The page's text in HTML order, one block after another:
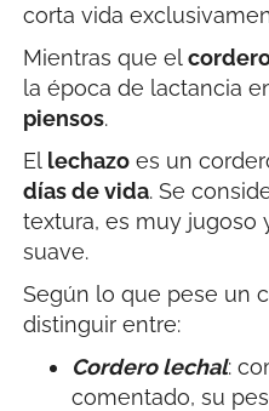
corta vida
Mientras que el
la época de lactancia
piensos.
El lechazo es un
días de vida. Se
textura, es muy jugoso
suave.
Según lo que pese un
distinguir entre:
Cordero lechal:
comentado, su